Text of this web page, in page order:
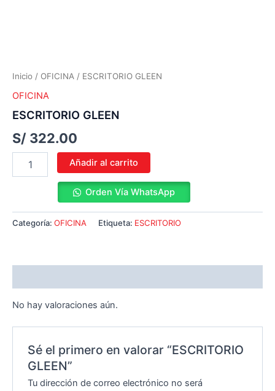
Inicio / OFICINA / ESCRITORIO GLEEN
OFICINA
ESCRITORIO GLEEN
S/ 322.00
Añadir al carrito
Orden Vía WhatsApp
Categoría: OFICINA Etiqueta: ESCRITORIO
No hay valoraciones aún.
Sé el primero en valorar “ESCRITORIO
GLEEN”
Tu dirección de correo electrónico no será